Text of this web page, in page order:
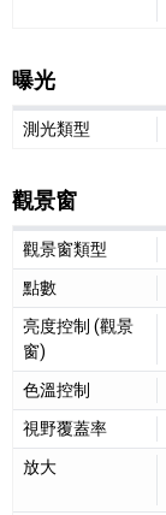
曝光
曝光細節敘述
測光類型
觀景窗
觀景窗細節敘述
觀景窗類型
點數
亮度控制 (觀景
窗)
色溫控制
視野覆蓋率
放大